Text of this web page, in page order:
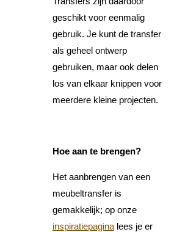
geschikt voor eenmalig
gebruik. Je kunt de transfer
als geheel ontwerp
gebruiken, maar ook delen
los van elkaar knippen voor
meerdere kleine projecten.
Hoe aan te brengen?
Het aanbrengen van een
meubeltransfer is
gemakkelijk; op onze
inspiratiepagina lees je er